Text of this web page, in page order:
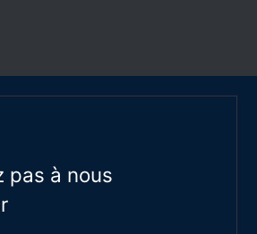
pas à nous